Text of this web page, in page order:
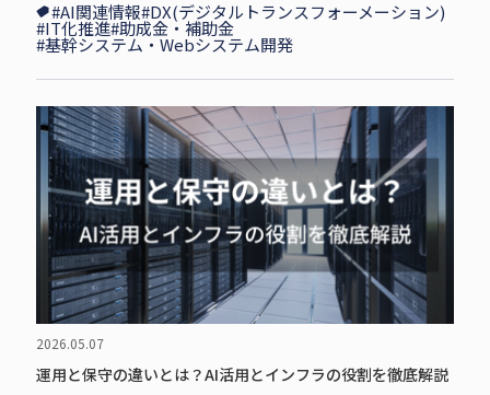
#AI関連情報#DX(デジタルトランスフォーメーション)
#IT化推進#助成金・補助金
#基幹システム・Webシステム開発
2026.05.07
運用と保守の違いとは？AI活用とインフラの役割を徹底解説